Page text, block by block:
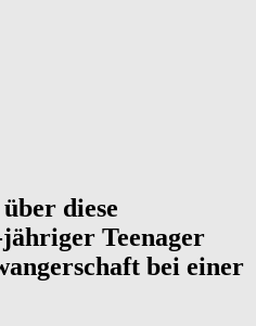
diese
Teenager
bei einer